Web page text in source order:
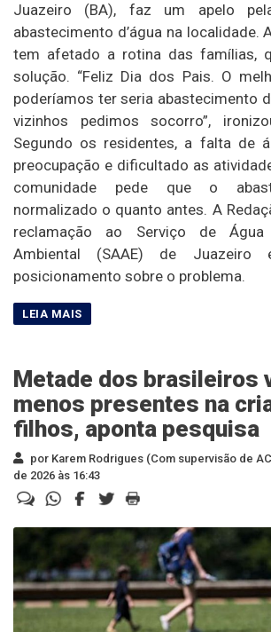
Juazeiro (BA), faz um apelo
abastecimento d’água na localidade.
tem afetado a rotina das famílias,
solução. “Feliz Dia dos Pais. O
poderíamos ter seria abastecimento
vizinhos pedimos socorro”,
Segundo os residentes, a falta de
preocupação e dificultado as
comunidade pede que o
normalizado o quanto antes. A
reclamação ao Serviço de Água
Ambiental (SAAE) de Juazeiro
posicionamento sobre o problema.
Metade dos brasileiros
menos presentes na
filhos, aponta pesquisa
por Karem Rodrigues (Com supervisão de
de 2026 às 16:43